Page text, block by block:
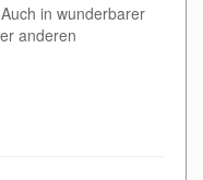
in wunderbarer
anderen